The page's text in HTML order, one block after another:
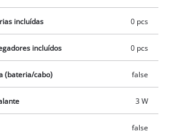
incluídas 0 pcs
incluídos 0 pcs
(bateria/cabo) false
3 W
false